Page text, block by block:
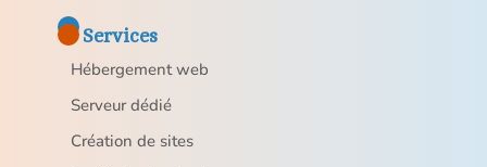
Services
Hébergement web
Serveur dédié
Création de sites